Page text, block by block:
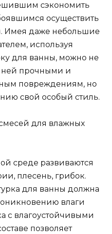
сэкономить
осуществить
Имея даже небольшие
используя
для ванны, можно не
ней прочными и
повреждениям, но
свой особый стиль.
для влажных
среде развиваются
плесень, грибок.
для ванны должна
влаги
с влагоустойчивыми
позволяет